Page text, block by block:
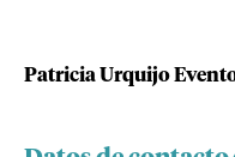
Patricia Urquijo